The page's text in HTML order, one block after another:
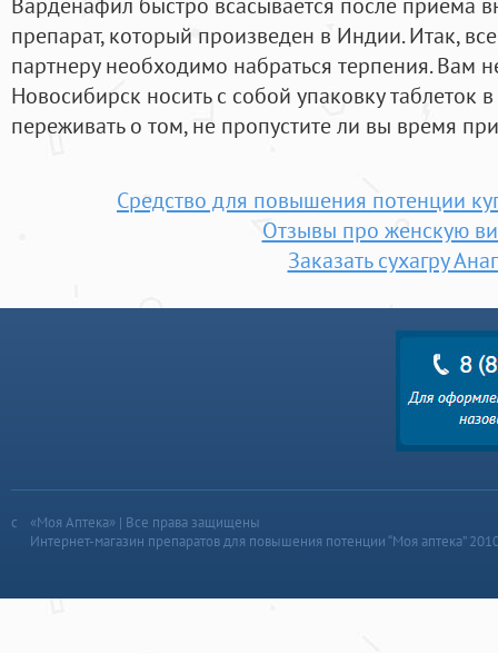
препарат, который произведен в Индии. Итак,
партнеру необходимо набраться терпения. Вам
Новосибирск носить с собой упаковку таблеток
переживать о том, не пропустите ли вы время
Средство для повышения потенции
Отзывы про женскую
Заказать сухагру
«Моя Аптека» | Все права защищены
Интернет-магазин препаратов для повышения потенции “Моя аптека”